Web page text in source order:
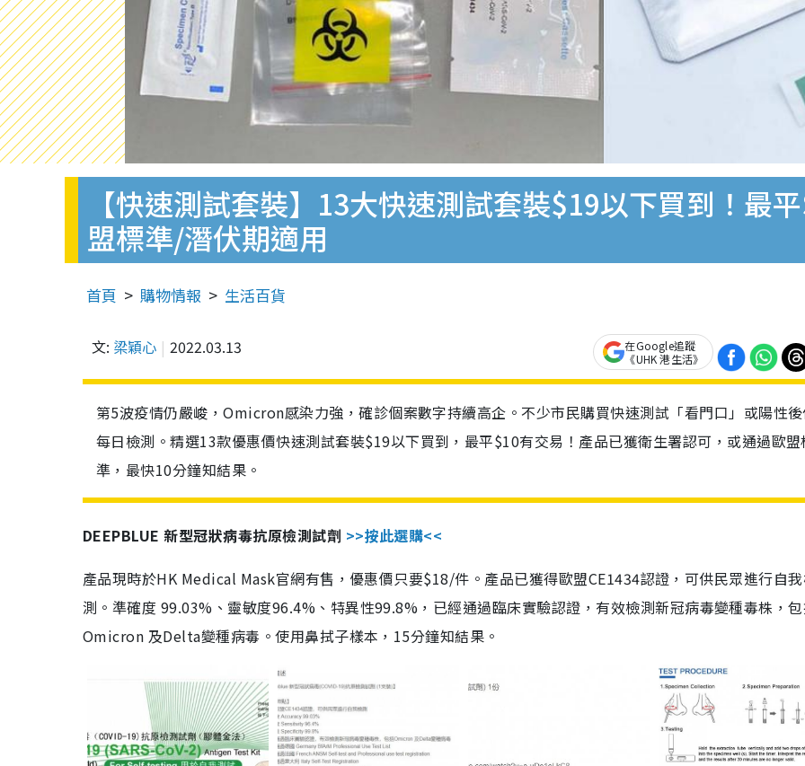
【快速測試套裝】13大快速測試套裝$19以下買到！最
盟標準/潛伏期適用
首頁 購物情報 生活百貨
文: 梁穎心 2022.03.13
在Google追蹤
《UHK 港生活》
第5波疫情仍嚴峻，Omicron感染力強，確診個案數字持續高企。不少市民購買快速測試「看門口」或陽性
每日檢測。精選13款優惠價快速測試套裝$19以下買到，最平$10有交易！產品已獲衛生署認可，或通過歐盟
準，最快10分鐘知結果。
DEEPBLUE 新型冠狀病毒抗原檢測試劑 >>按此選購<<
產品現時於HK Medical Mask官網有售，優惠價只要$18/件。產品已獲得歐盟CE1434認證，可供民眾進行自
測。準確度 99.03%、靈敏度96.4%、特異性99.8%，已經通過臨床實驗認證，有效檢測新冠病毒變種毒株，
Omicron 及Delta變種病毒。使用鼻拭子樣本，15分鐘知結果。